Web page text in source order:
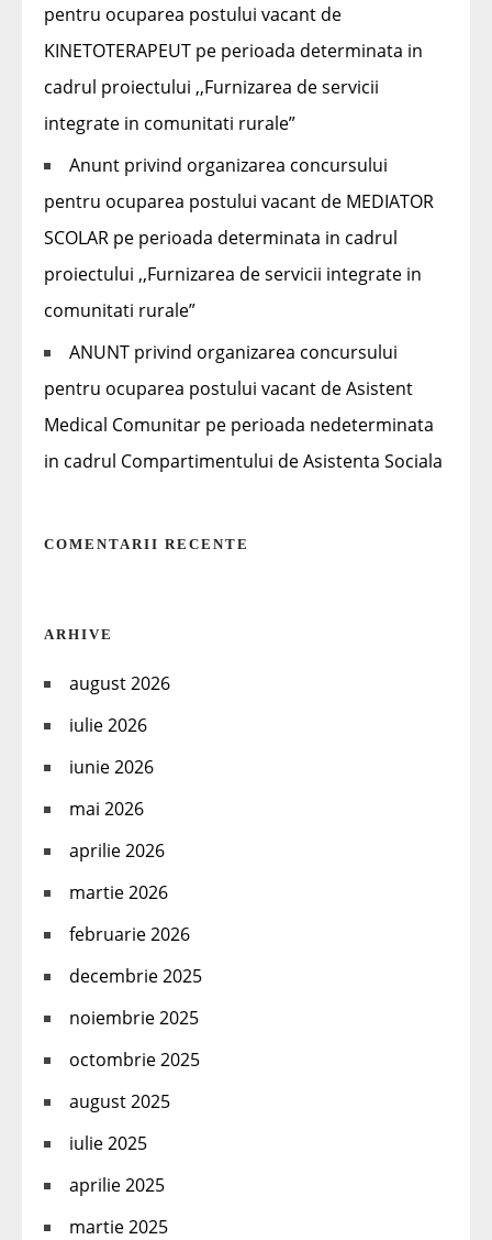
pentru ocuparea postului vacant de
KINETOTERAPEUT pe perioada determinata in
cadrul proiectului ,,Furnizarea de servicii
integrate in comunitati rurale”
Anunt privind organizarea concursului
pentru ocuparea postului vacant de MEDIATOR
SCOLAR pe perioada determinata in cadrul
proiectului ,,Furnizarea de servicii integrate in
comunitati rurale”
ANUNT privind organizarea concursului
pentru ocuparea postului vacant de Asistent
Medical Comunitar pe perioada nedeterminata
in cadrul Compartimentului de Asistenta Sociala
COMENTARII RECENTE
ARHIVE
august 2026
iulie 2026
iunie 2026
mai 2026
aprilie 2026
martie 2026
februarie 2026
decembrie 2025
noiembrie 2025
octombrie 2025
august 2025
iulie 2025
aprilie 2025
martie 2025